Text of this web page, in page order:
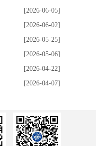
[2026-06-05]
[2026-06-02]
[2026-05-25]
[2026-05-06]
[2026-04-22]
[2026-04-07]